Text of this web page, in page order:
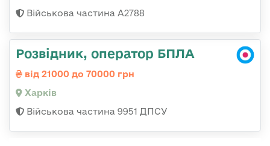
Військова частина А2788
Розвідник, оператор БПЛА
від 21000 до 70000 грн
Харків
Військова частина 9951 ДПСУ